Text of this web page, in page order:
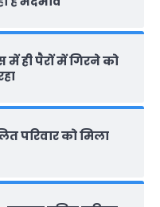
में ही पैरों में गिरने को
परिवार को मिला